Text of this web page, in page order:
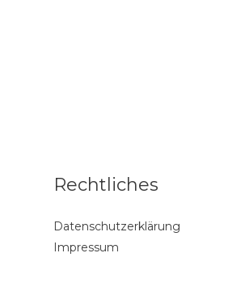
Rechtliches
Datenschutzerklärung
Impressum